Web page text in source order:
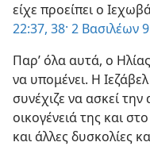
είχε προείπει ο
22:37, 38· 2 Βασιλέων
Παρ’ όλα αυτά, ο
να υπομένει. Η
συνέχιζε να ασκεί
οικογένειά της και
και άλλες δυσκολίες